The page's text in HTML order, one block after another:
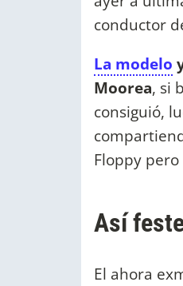
conductor
La modelo
Moorea, si
consiguió,
Floppy
Así
El ahora